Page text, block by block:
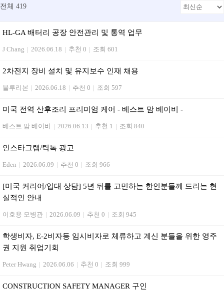
전체 419
HL-GA 배터리 공장 안전관리 및 통역 업무
J Chang | 2026.06.18 | 추천 0 | 조회 601
2차전지 장비 설치 및 유지보수 인재 채용
블루리본 | 2026.06.18 | 추천 0 | 조회 597
미국 전역 산후조리 프리미엄 케어 - 베스트 맘 베이비 -
베스트 맘 베이비 | 2026.06.13 | 추천 1 | 조회 840
인스타그램/틱톡 광고
Eden | 2026.06.09 | 추천 0 | 조회 966
[미국 커리어/입대 상담] 5년 뒤를 고민하는 한인분들께 드리는 현
실적인 안내
이호용 모병관 | 2026.06.09 | 추천 0 | 조회 945
학생비자, E-2비자등 임시비자로 체류하고 계신 분들을 위한 영주
권 지원 취업기회
Peter Hwang | 2026.06.06 | 추천 0 | 조회 999
CONSTRUCTION SAFETY MANAGER 구인